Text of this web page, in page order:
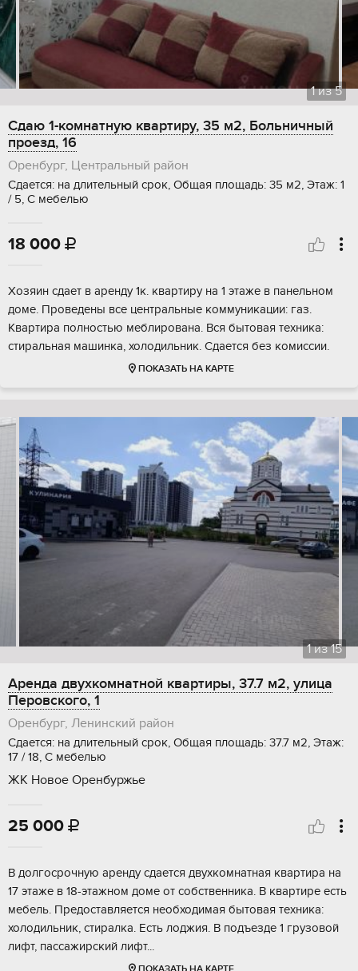
1из5
Сдаю 1-комнатную квартиру, 35 м2, Больничный
проезд, 16
Оренбург, Центральный район
Сдается: на длительный срок, Общая площадь: 35 м2, Этаж: 1
/ 5, С мебелью
18 000 
Хозяин сдает в аренду 1к. квартиру на 1 этаже в панельном
доме. Проведены все центральные коммуникации: газ.
Квартира полностью меблирована. Вся бытовая техника:
стиральная машинка, холодильник. Сдается без комиссии.
ПОКАЗАТЬ НА КАРТЕ
1из15
Аренда двухкомнатной квартиры, 37.7 м2, улица
Перовского, 1
Оренбург, Ленинский район
Сдается: на длительный срок, Общая площадь: 37.7 м2, Этаж:
17 / 18, С мебелью
ЖК Новое Оренбуржье
25 000 
В долгосрочную аренду сдается двухкомнатная квартира на
17 этаже в 18-этажном доме от собственника. В квартире есть
мебель. Предоставляется необходимая бытовая техника:
холодильник, стиралка. Есть лоджия. В подъезде 1 грузовой
лифт, пассажирский лифт...